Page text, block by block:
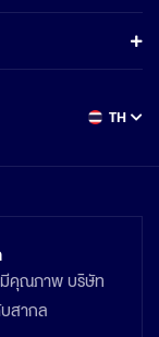
TH
มีคุณภาพ บริษัท
สากล